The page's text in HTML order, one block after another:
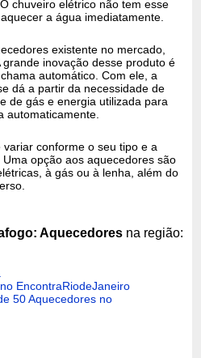
chuveiro elétrico não tem esse
a água imediatamente.
existente no mercado,
inovação desse produto é
automático. Com ele, a
dá a partir da necessidade de
de gás e energia utilizada para
automaticamente.
conforme o seu tipo e a
opção aos aquecedores são
à gás ou à lenha, além do
Aquecedores na região:
EncontraRiodeJaneiro
50 Aquecedores no